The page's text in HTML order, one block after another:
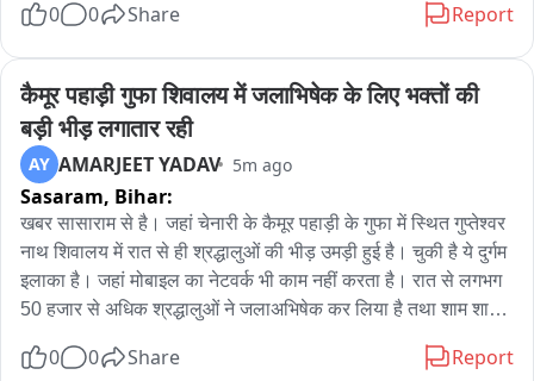
निवासी फरसवानी और मनोज कुमार मांझी निवासी चांपा शामिल हैं जांजगीर
चांपा जिला के साइबर पुलिस टीम ने गिरफ्तार कर सभी को भेजा जेल
स्थित मंदिरों के आसपास पानी पहुंच गया है और छोट मंदिर पानी में डूबे नजर
आए। हालांकि, जिले में अभी बारिश की स्थिति सामान्य बनी हुई हैं, मौसम
विभाग की चेतावनी जारी की,
0 0 Share Report
कैमूर पहाड़ी गुफा शिवालय में जलाभिषेक के लिए भक्तों की
बड़ी भीड़ लगातार रही
AY AMARJEET YADAV 5m ago
Sasaram, Bihar:
खबर सासाराम से है। जहां चेनारी के कैमूर पहाड़ी के गुफा में स्थित गुप्तेश्वर
नाथ शिवालय में रात से ही श्रद्धालुओं की भीड़ उमड़ी हुई है। चुकी है ये दुर्गम
इलाका है। जहां मोबाइल का नेटवर्क भी काम नहीं करता है। रात से लगभग
50 हजार से अधिक श्रद्धालुओं ने जलाअभिषेक कर लिया है तथा शाम शाम
गुफा में प्राकृतिक रूप से शिवलिंग अवस्थित है। जिसकी सावन में काफी
0 0 Share Report